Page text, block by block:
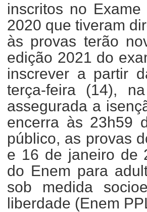
inscritos no
2020 que tiveram
às provas terão
edição 2021 do
inscrever a partir
terça-feira (14),
assegurada a
encerra às 23h59
público, as provas
e 16 de janeiro de
do Enem para
sob medida
liberdade (Enem